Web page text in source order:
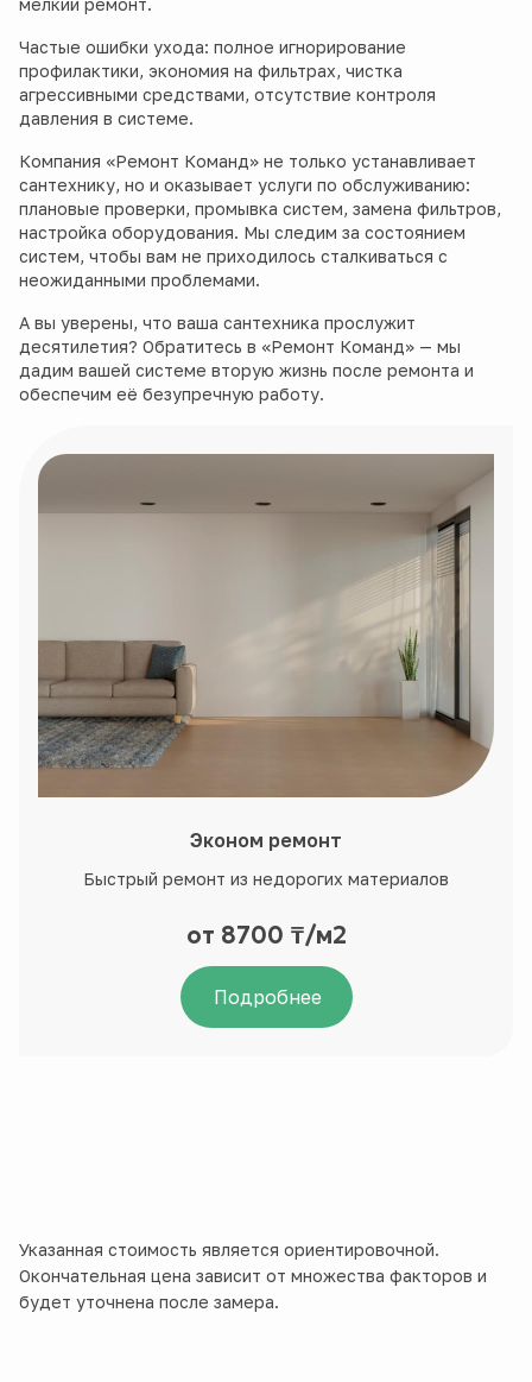
мелкий ремонт.
Частые ошибки ухода: полное игнорирование
профилактики, экономия на фильтрах, чистка
агрессивными средствами, отсутствие контроля
давления в системе.
Компания «Ремонт Команд» не только устанавливает
сантехнику, но и оказывает услуги по обслуживанию:
плановые проверки, промывка систем, замена фильтров,
настройка оборудования. Мы следим за состоянием
систем, чтобы вам не приходилось сталкиваться с
неожиданными проблемами.
А вы уверены, что ваша сантехника прослужит
десятилетия? Обратитесь в «Ремонт Команд» — мы
дадим вашей системе вторую жизнь после ремонта и
обеспечим её безупречную работу.
Эконом ремонт
Быстрый ремонт из недорогих материалов
от 8700 ₸/м2
Подробнее
Указанная стоимость является ориентировочной.
Окончательная цена зависит от множества факторов и
будет уточнена после замера.